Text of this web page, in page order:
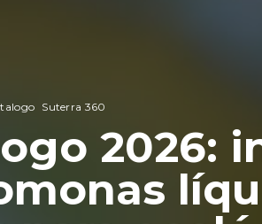
Suterra 360
2026: